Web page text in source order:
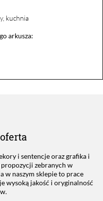
kuchnia
arkusza:
i sentencje oraz grafika i
zebranych w
w naszym sklepie to prace
wysoką jakość i oryginalność